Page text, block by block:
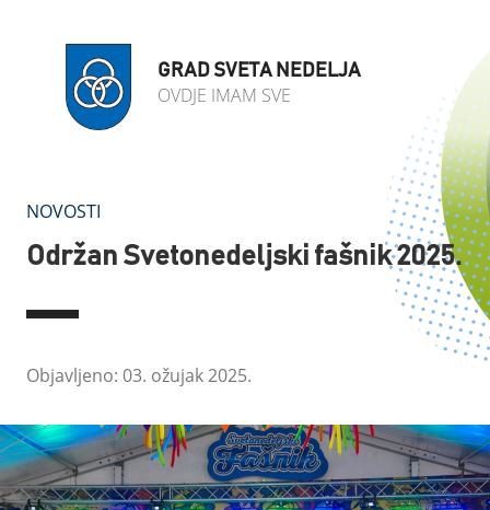
GRAD SVETA NEDELJA
OVDJE IMAM SVE
NOVOSTI
Održan Svetonedeljski fašnik 2025.
Objavljeno: 03. ožujak 2025.